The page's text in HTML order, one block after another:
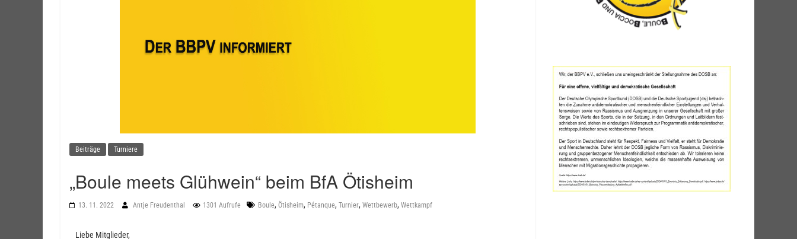
Beiträge Turniere
„Boule meets Glühwein“ beim BfA Ötisheim
13. 11. 2022 Antje Freudenthal 1301 Aufrufe Boule, Ötisheim, Pétanque, Turnier, Wettbewerb, Wettkampf
Liebe Mitglieder,